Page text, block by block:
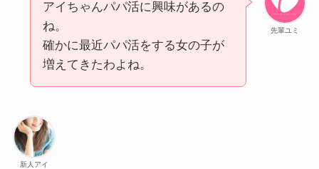
先輩ユミ
アイちゃんパパ活に興味があるの
ね。
確かに最近パパ活をする女の子が
増えてきたわよね。
新人アイ